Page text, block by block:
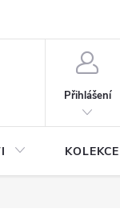
Přihlášení
KOLEKCE